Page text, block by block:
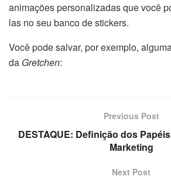
animações personalizadas que você
las no seu banco de stickers.
Você pode salvar, por exemplo,
da Gretchen:
Previous Post
DESTAQUE: Definição dos
Marketing
Next Post